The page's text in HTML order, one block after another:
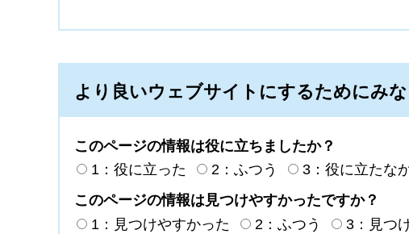
より良いウェブサイトにするためにみ
このページの情報は役に立ちましたか？
1：役に立った
2：ふつう
3：役に立たな
このページの情報は見つけやすかったですか？
1：見つけやすかった
2：ふつう 3：見つ